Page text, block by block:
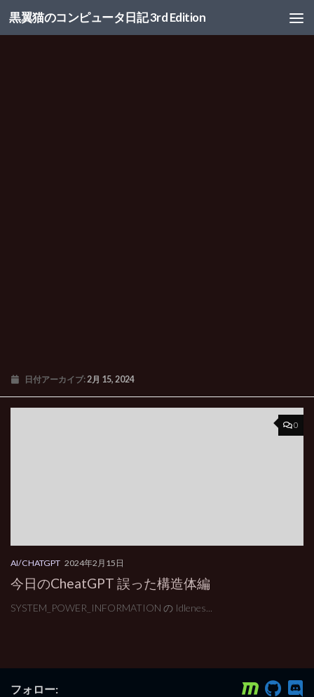
コンテンツへスキップ
黒翼猫のコンピュータ日記 3rd Edition
日付アーカイブ:2月 15, 2024
0
AI/CHATGPT 2024年2月15日
今日のCheatGPT 誤った構造体編
SYSTEM_POWER_INFORMATION の Idlenes...
フォロー: